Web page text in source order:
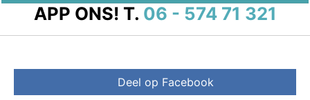
APP ONS! T. 06 - 574 71 321
Deel op Facebook